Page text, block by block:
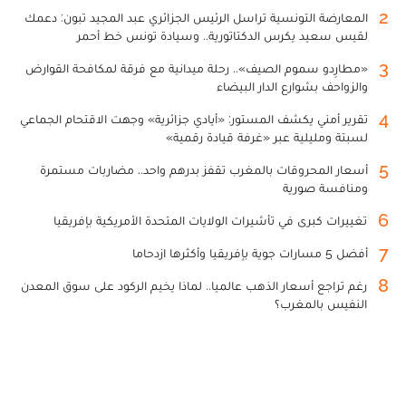
2
المعارضة التونسية تراسل الرئيس الجزائري عبد المجيد تبون: دعمك
لقيس سعيد يكرس الدكتاتورية.. وسيادة تونس خط أحمر
3
«مطارِدو سموم الصيف».. رحلة ميدانية مع فرقة لمكافحة القوارض
والزواحف بشوارع الدار البيضاء
4
تقرير أمني يكشف المستور: «أيادي جزائرية» وجهت الاقتحام الجماعي
لسبتة ومليلية عبر «غرفة قيادة رقمية»
5
أسعار المحروقات بالمغرب تقفز بدرهم واحد.. مضاربات مستمرة
ومنافسة صورية
6 تغييرات كبرى في تأشيرات الولايات المتحدة الأمريكية بإفريقيا
7 أفضل 5 مسارات جوية بإفريقيا وأكثرها ازدحاما
8
رغم تراجع أسعار الذهب عالميا.. لماذا يخيم الركود على سوق المعدن
النفيس بالمغرب؟